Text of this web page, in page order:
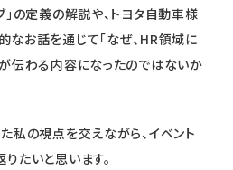
」の定義の解説や、トヨタ自動車様
お話を通じて「なぜ、HR領域に
伝わる内容になったのではないか
私の視点を交えながら、イベント
たいと思います。